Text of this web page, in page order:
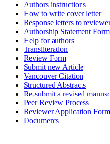
Authors instructions
How to write cover letter
Response letters to
Authorship Statement Form
Help for authors
Transliteration
Review Form
Submit new Article
Vancouver Citation
Structured Abstracts
Re-submit a revised
Peer Review Process
Reviewer Application Form
Documents